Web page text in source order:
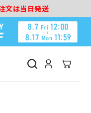
文は当日発送